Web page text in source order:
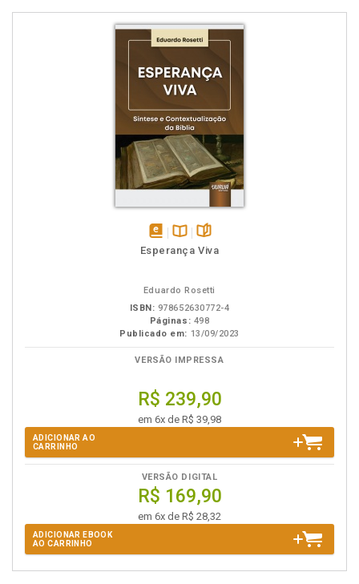
disponívelDisponível
páginas
Esperança Viva
Eduardo Rosetti
ISBN: 978652630772-4
Páginas: 498
Publicado em: 13/09/2023
VERSÃO IMPRESSA
R$ 239,90
em 6x de R$ 39,98
ADICIONAR AO
CARRINHO
VERSÃO DIGITAL
R$ 169,90
em 6x de R$ 28,32
ADICIONAR EBOOK
AO CARRINHO